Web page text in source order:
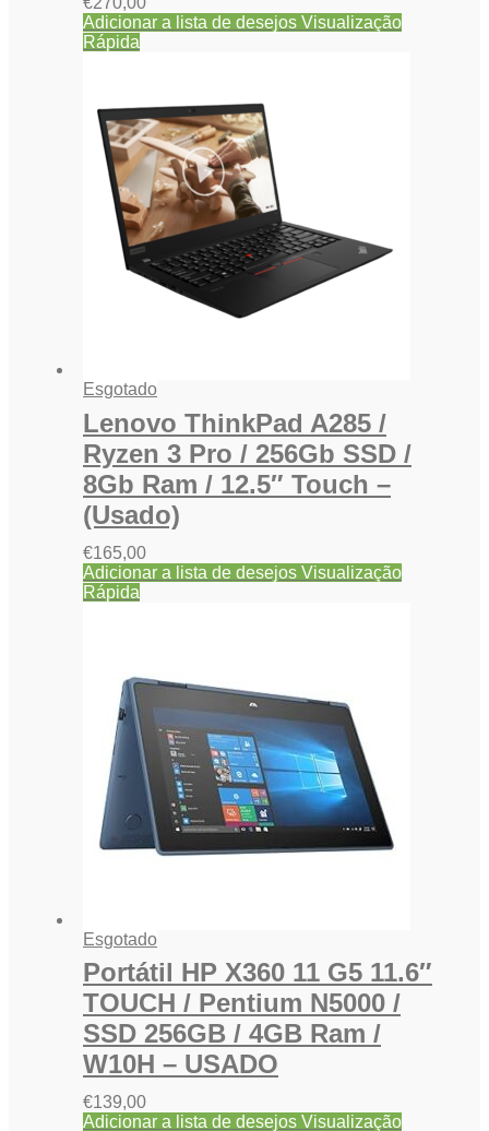
Adicionar a lista de desejos Visualização
Rápida
Esgotado
Lenovo ThinkPad A285 /
Ryzen 3 Pro / 256Gb SSD /
8Gb Ram / 12.5″ Touch –
(Usado)
€165,00
Adicionar a lista de desejos Visualização
Rápida
Esgotado
Portátil HP X360 11 G5 11.6″
TOUCH / Pentium N5000 /
SSD 256GB / 4GB Ram /
W10H – USADO
€139,00
Adicionar a lista de desejos Visualização